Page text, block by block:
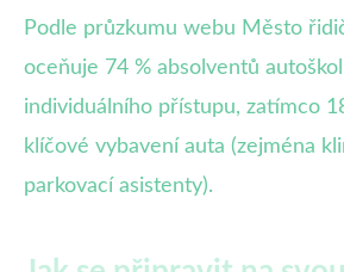
Podle průzkumu webu Město
oceňuje 74 % absolventů
individuálního přístupu, zatímco
klíčové vybavení auta (zejména
parkovací asistenty).